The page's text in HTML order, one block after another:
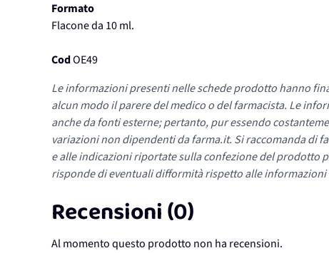
Formato
Flacone da 10 ml.
CodOE49
Le informazioni presenti nelle schede prodotto hanno
alcun modo il parere del medico o del farmacista. Le
anche da fonti esterne; pertanto, pur essendo
variazioni non dipendenti da farma.it. Si raccomanda di
e alle indicazioni riportate sulla confezione del prodotto
risponde di eventuali difformità rispetto alle
Recensioni (0)
Al momento questo prodotto non ha recensioni.